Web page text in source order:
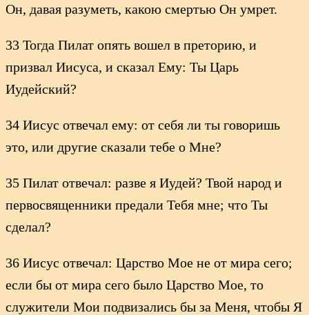
Он, давая разуметь, какою смертью Он умрет.
33 Тогда Пилат опять вошел в преторию, и
призвал Иисуса, и сказал Ему: Ты Царь
Иудейский?
34 Иисус отвечал ему: от себя ли ты говоришь
это, или другие сказали тебе о Мне?
35 Пилат отвечал: разве я Иудей? Твой народ и
первосвященники предали Тебя мне; что Ты
сделал?
36 Иисус отвечал: Царство Мое не от мира сего;
если бы от мира сего было Царство Мое, то
служители Мои подвизались бы за Меня, чтобы Я